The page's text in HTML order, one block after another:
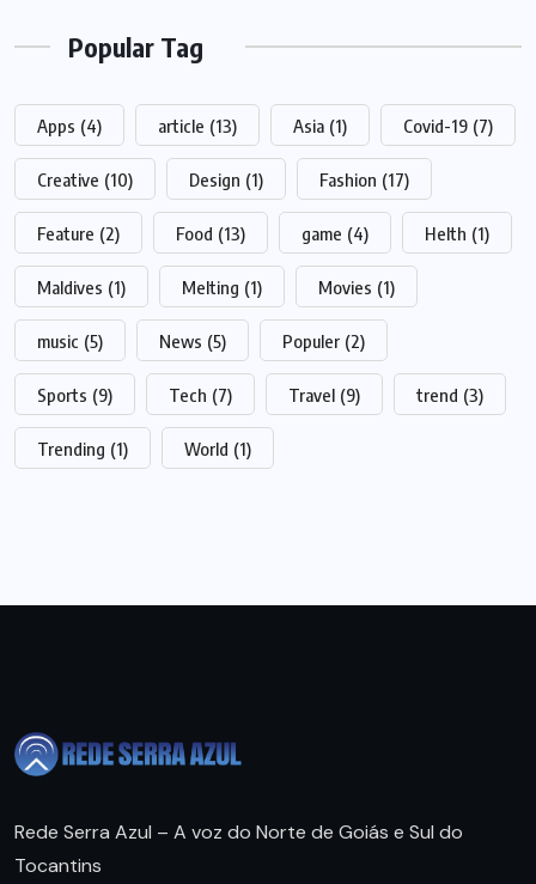
Popular Tag
Apps (4) article (13) Asia (1) Covid-19 (7)
Creative (10) Design (1) Fashion (17)
Feature (2) Food (13) game (4) Helth (1)
Maldives (1) Melting (1) Movies (1)
music (5) News (5) Populer (2)
Sports (9) Tech (7) Travel (9) trend (3)
Trending (1) World (1)
Rede Serra Azul – A voz do Norte de Goiás e Sul do
Tocantins